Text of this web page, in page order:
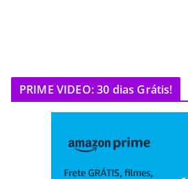
PRIME VIDEO: 30 dias Grátis!